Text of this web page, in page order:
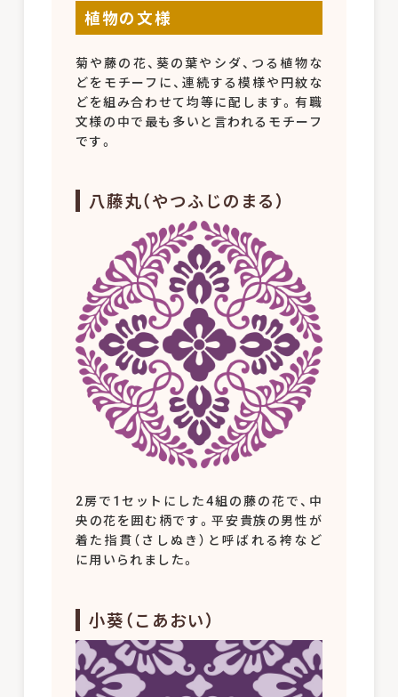
植物の文様
菊や藤の花、葵の葉やシダ、つる植物な
どをモチーフに、連続する模様や円紋な
どを組み合わせて均等に配します。有職
文様の中で最も多いと言われるモチーフ
です。
八藤丸（やつふじのまる）
2房で1セットにした4組の藤の花で、中
央の花を囲む柄です。平安貴族の男性が
着た指貫（さしぬき）と呼ばれる袴など
に用いられました。
小葵（こあおい）